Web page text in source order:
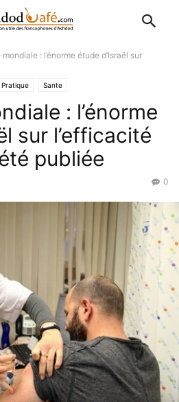
: l’énorme étude d’Israël sur
Pratique Sante
: l’énorme
sur l’efficacité
publiée
0